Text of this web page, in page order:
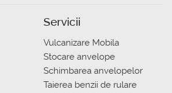
Servicii
Vulcanizare Mobila
Stocare anvelope
Schimbarea anvelopelor
Taierea benzii de rulare